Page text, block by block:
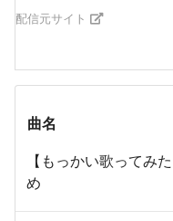
配信元サイト
曲名
【もっかい歌ってみ
め